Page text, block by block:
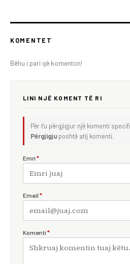
KOMENTET
Bëhu i pari që komenton!
LINI NJË KOMENT TË RI
Për t'u përgjigjur një komenti
Përgjigju poshtë atij komenti.
Emri *
Email *
Komenti *